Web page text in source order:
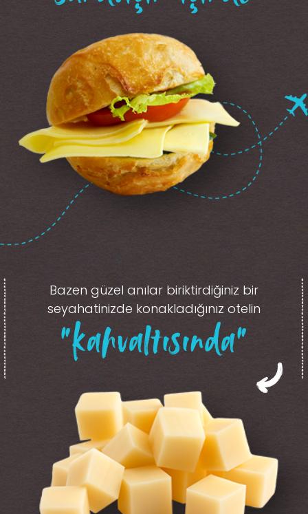
Bazen güzel anılar biriktirdiğiniz bir
seyahatinizde konakladığınız otelin
“kahvaltısında”